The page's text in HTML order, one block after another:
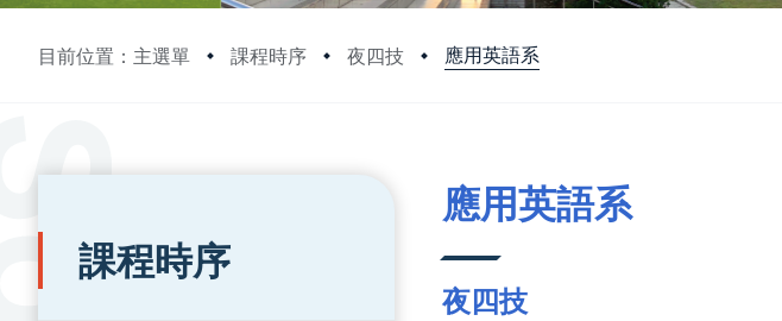
目前位置：主選單 課程時序 夜四技 應用英語系
:::
課程時序
應用英語系
夜四技